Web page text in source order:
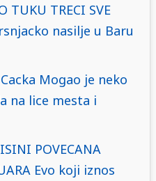
TUKU TRECI SVE
nasilje u Baru
Mogao je neko
na lice mesta i
POVECANA
Evo koji iznos